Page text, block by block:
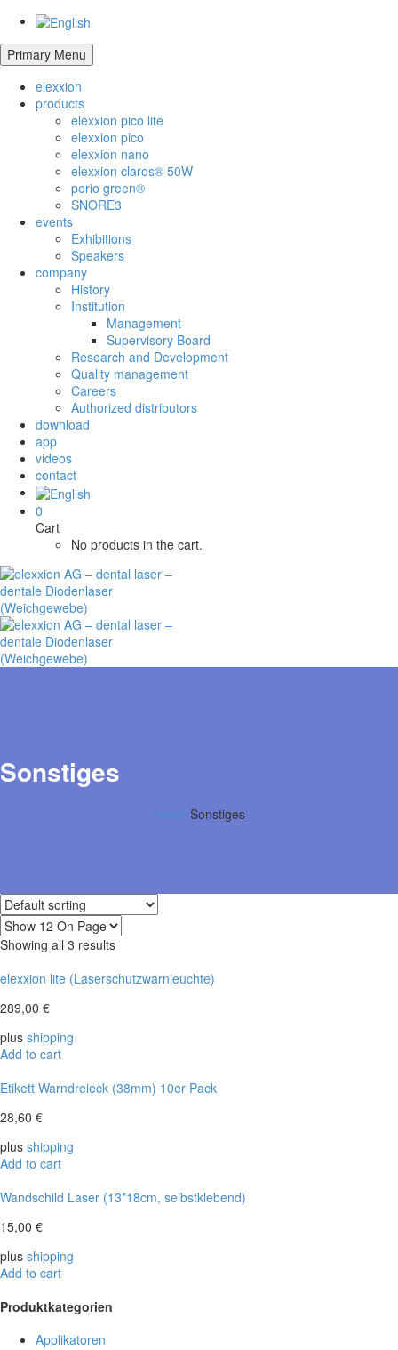
Primary Menu
elexxion
products
elexxion pico lite
elexxion pico
elexxion nano
elexxion claros® 50W
perio green®
SNORE3
events
Exhibitions
Speakers
company
History
Institution
Management
Supervisory Board
Research and Development
Quality management
Careers
Authorized distributors
download
app
videos
contact
0
Cart
No products in the cart.
Sonstiges
Home Sonstiges
Showing all 3 results
elexxion lite (Laserschutzwarnleuchte)
289,00 €
plus shipping
Add to cart
Etikett Warndreieck (38mm) 10er Pack
28,60 €
plus shipping
Add to cart
Wandschild Laser (13*18cm, selbstklebend)
15,00 €
plus shipping
Add to cart
Produktkategorien
Applikatoren